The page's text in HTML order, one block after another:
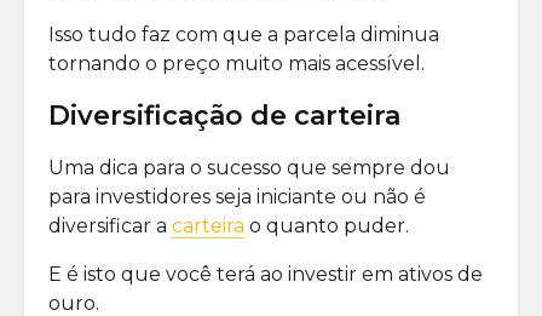
Isso tudo faz com que a parcela diminua
tornando o preço muito mais acessível.
Diversificação de carteira
Uma dica para o sucesso que sempre dou
para investidores seja iniciante ou não é
diversificar a carteira o quanto puder.
E é isto que você terá ao investir em ativos de
ouro.